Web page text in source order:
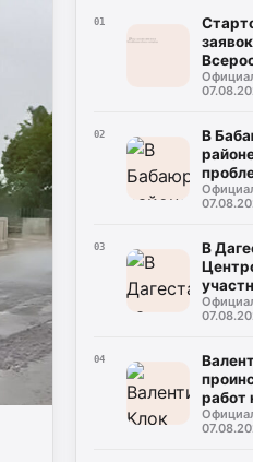
01
02
В
СВО
03
В
04
работ